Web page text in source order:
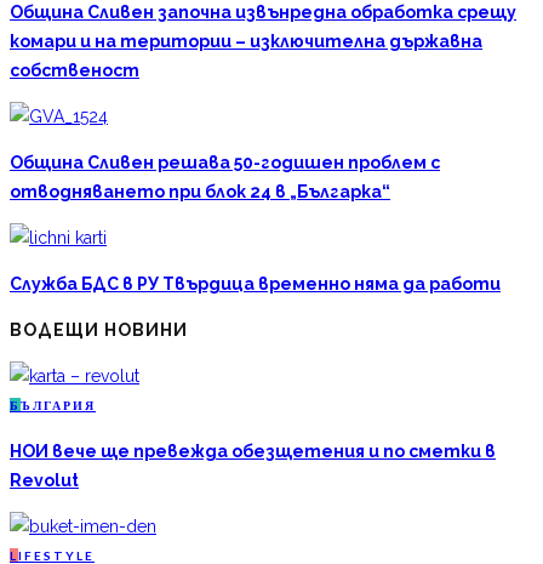
Община Сливен започна извънредна обработка срещу
комари и на територии – изключителна държавна
собственост
Община Сливен решава 50-годишен проблем с
отводняването при блок 24 в „Българка“
Служба БДС в РУ Твърдица временно няма да работи
ВОДЕЩИ НОВИНИ
Б ЪЛГАРИЯ
НОИ вече ще превежда обезщетения и по сметки в
Revolut
L IFESTYLE